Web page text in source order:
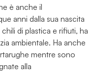
è anche il
anni dalla sua nascita
di plastica e rifiuti, ha
ambientale. Ha anche
mentre sono
alla